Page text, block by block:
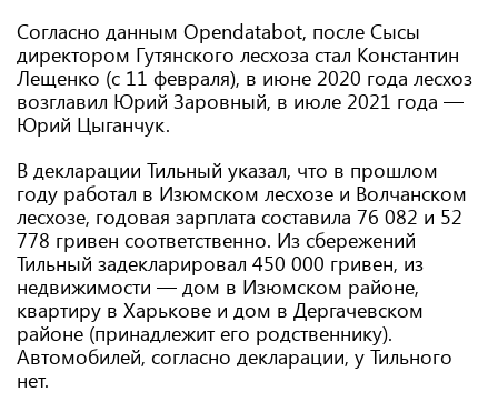
Согласно данным Opendatabot, после Сысы
директором Гутянского лесхоза стал Константин
Лещенко (с 11 февраля), в июне 2020 года лесхоз
возглавил Юрий Заровный, в июле 2021 года —
Юрий Цыганчук.
В декларации Тильный указал, что в прошлом
году работал в Изюмском лесхозе и Волчанском
лесхозе, годовая зарплата составила 76 082 и 52
778 гривен соответственно. Из сбережений
Тильный задекларировал 450 000 гривен, из
недвижимости — дом в Изюмском районе,
квартиру в Харькове и дом в Дергачевском
районе (принадлежит его родственнику).
Автомобилей, согласно декларации, у Тильного
нет.